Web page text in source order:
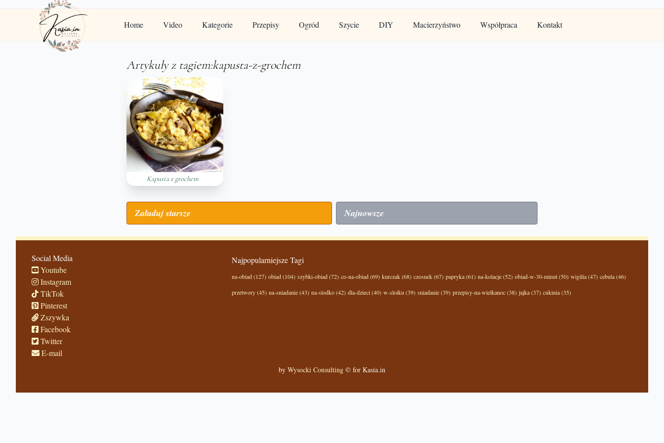
Home Video Kategorie Przepisy Ogród Szycie DIY Macierzyństwo Współpraca Kontakt
Artykuły z tagiem:kapusta-z-grochem
Kapusta z grochem
Załaduj starsze Najnowsze
Social Media
Youtube
Instagram
TikTok
Pinterest
Zszywka
Facebook
Twitter
E-mail
Najpopularniejsze Tagi
na-obiad (127) obiad (104) szybki-obiad (72) co-na-obiad (69) kurczak (68) czosnek (67) papryka (61) na-kolacje (52) obiad-w-30-minut (50) wigilia (47) cebula (46)
przetwory (45) na-sniadanie (43) na-slodko (42) dla-dzieci (40) w-sloiku (39) sniadanie (39) przepisy-na-wielkanoc (38) jajka (37) cukinia (35)
by Wysocki Consulting© for Kasia.in